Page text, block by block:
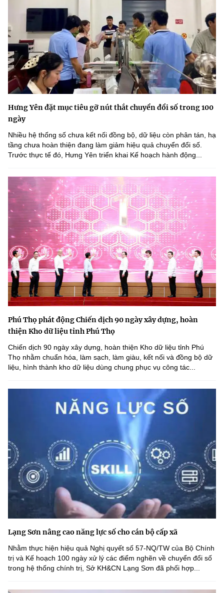
Hưng Yên đặt mục tiêu gỡ nút thắt chuyển đổi số trong 100
ngày
Nhiều hệ thống số chưa kết nối đồng bộ, dữ liệu còn phân tán, hạ
tầng chưa hoàn thiện đang làm giảm hiệu quả chuyển đổi số.
Trước thực tế đó, Hưng Yên triển khai Kế hoạch hành động...
Phú Thọ phát động Chiến dịch 90 ngày xây dựng, hoàn
thiện Kho dữ liệu tỉnh Phú Thọ
Chiến dịch 90 ngày xây dựng, hoàn thiện Kho dữ liệu tỉnh Phú
Thọ nhằm chuẩn hóa, làm sạch, làm giàu, kết nối và đồng bộ dữ
liệu, hình thành kho dữ liệu dùng chung phục vụ công tác...
Lạng Sơn nâng cao năng lực số cho cán bộ cấp xã
Nhằm thực hiện hiệu quả Nghị quyết số 57-NQ/TW của Bộ Chính
trị và Kế hoạch 100 ngày xử lý các điểm nghẽn về chuyển đổi số
trong hệ thống chính trị, Sở KH&CN Lạng Sơn đã phối hợp...